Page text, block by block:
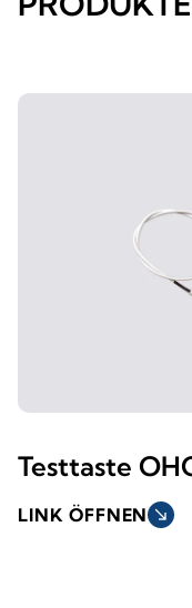
Testtaste
LINK ÖFFNEN south_east